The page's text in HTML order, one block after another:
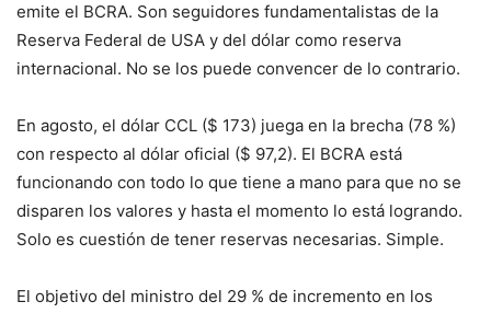
emite el BCRA. Son seguidores fundamentalistas de la
Reserva Federal de USA y del dólar como reserva
internacional. No se los puede convencer de lo contrario.
En agosto, el dólar CCL ($ 173) juega en la brecha (78 %)
con respecto al dólar oficial ($ 97,2). El BCRA está
funcionando con todo lo que tiene a mano para que no se
disparen los valores y hasta el momento lo está logrando.
Solo es cuestión de tener reservas necesarias. Simple.
El objetivo del ministro del 29 % de incremento en los